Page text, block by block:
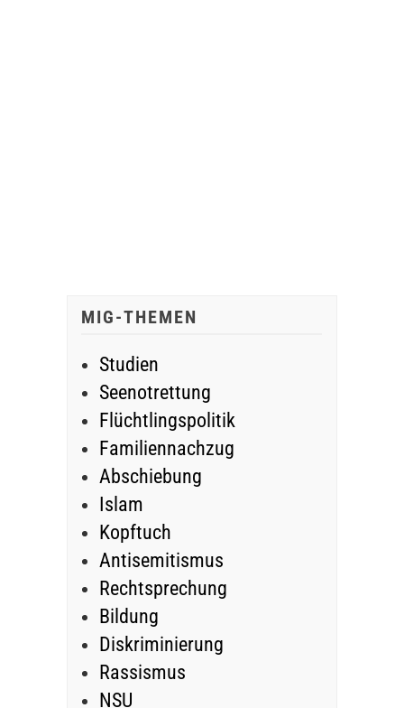
MIG-THEMEN
Studien
Seenotrettung
Flüchtlingspolitik
Familiennachzug
Abschiebung
Islam
Kopftuch
Antisemitismus
Rechtsprechung
Bildung
Diskriminierung
Rassismus
NSU